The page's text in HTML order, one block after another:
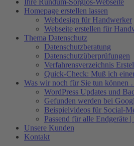
Ihre Rundum-Sorglos-Webseite
Homepage erstellen lassen
Webdesign für Handwerker
Webseite erstellen für
Thema Datenschutz
Datenschutzberatung
Datenschutzüberprüfungen
Verfahrensverzeichnis
Quick-Check: Muß ich
Was wir noch für Sie tun können
WordPress Updates und
Gefunden werden bei
Beispielvideos für Social-
Passend für alle Endgeräte |
Unsere Kunden
Kontakt